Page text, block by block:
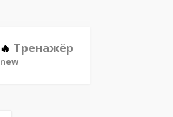
🔥 Тренажёр
new